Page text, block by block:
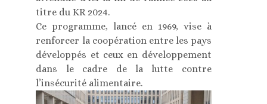
titre du KR 2024.
Ce programme, lancé en 1969, vise à
renforcer la coopération entre les pays
développés et ceux en développement
dans le cadre de la lutte contre
l’insécurité alimentaire.